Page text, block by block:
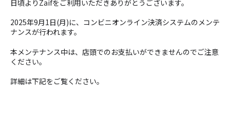
日頃よりZaifをご利用いただきありがとうございます。
2025年9月1日(月)に、コンビニオンライン決済システムのメンテ
ナンスが行われます。
本メンテナンス中は、店頭でのお支払いができませんのでご注意
ください。
詳細は下記をご覧ください。